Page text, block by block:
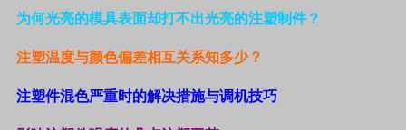
为何光亮的模具表面却打不出光亮的注塑制件？
注塑温度与颜色偏差相互关系知多少？
注塑件混色严重时的解决措施与调机技巧